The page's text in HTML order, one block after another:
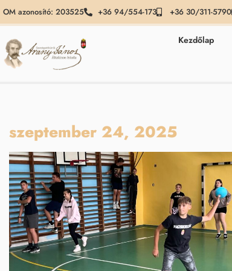
OM azonosító: 203525 +36 94/554-173 +36 30/311-5790
Kezdőlap
szeptember 24, 2025